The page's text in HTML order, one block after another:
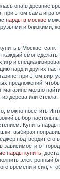
она в древние
при этом сама игра
нарды в москве
и близкими,
в Москве, санкт
смог сделать
игр и
нард и других
при этом
предложений,
магазине можно
дерева или стекла.
можно посетить
выбор
Купить
выбирая
подтвердит
зависимости от
нарды купить ,
электронный
времени и сил,